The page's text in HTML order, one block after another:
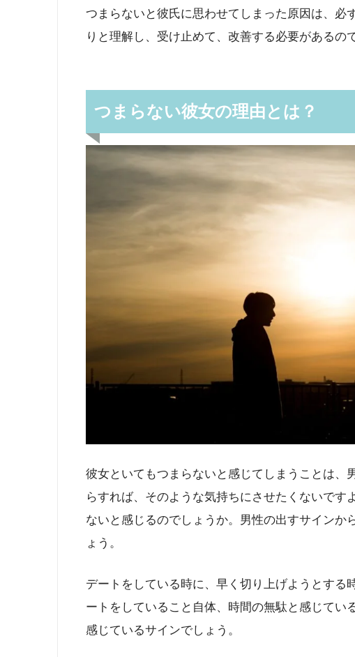
つまらないと彼氏に思わせてしまった原因は、必
りと理解し、受け止めて、改善する必要があるの
つまらない彼女の理由とは？
彼女といてもつまらないと感じてしまうことは、
らすれば、そのような気持ちにさせたくないです
ないと感じるのでしょうか。男性の出すサインか
ょう。
デートをしている時に、早く切り上げようとする
ートをしていること自体、時間の無駄と感じてい
感じているサインでしょう。